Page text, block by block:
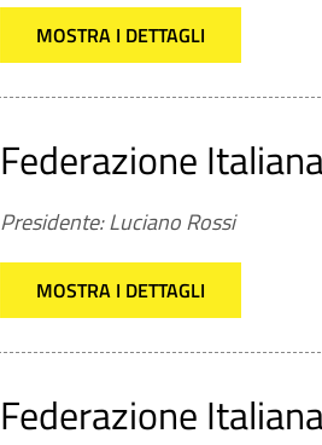
MOSTRA I DETTAGLI
Federazione
Presidente: Luciano Rossi
MOSTRA I DETTAGLI
Federazione